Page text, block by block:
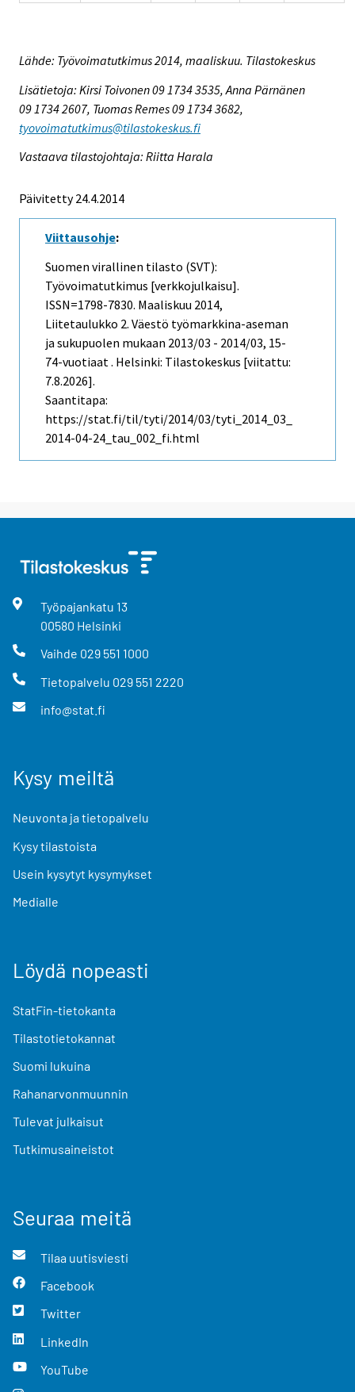
Lähde: Työvoimatutkimus 2014, maaliskuu. Tilastokeskus
Lisätietoja: Kirsi Toivonen 09 1734 3535, Anna Pärnänen
09 1734 2607, Tuomas Remes 09 1734 3682,
tyovoimatutkimus@tilastokeskus.fi
Vastaava tilastojohtaja: Riitta Harala
Päivitetty 24.4.2014
Viittausohje:
Suomen virallinen tilasto (SVT):
Työvoimatutkimus [verkkojulkaisu].
ISSN=1798-7830. Maaliskuu 2014,
Liitetaulukko 2. Väestö työmarkkina-aseman
ja sukupuolen mukaan 2013/03 - 2014/03, 15-
74-vuotiaat . Helsinki: Tilastokeskus [viitattu:
7.8.2026].
Saantitapa:
https://stat.fi/til/tyti/2014/03/tyti_2014_03_
2014-04-24_tau_002_fi.html
Työpajankatu 13
00580 Helsinki
Vaihde 029 551 1000
Tietopalvelu 029 551 2220
info@stat.fi
Kysy meiltä
Neuvonta ja tietopalvelu
Kysy tilastoista
Usein kysytyt kysymykset
Medialle
Löydä nopeasti
StatFin-tietokanta
Tilastotietokannat
Suomi lukuina
Rahanarvonmuunnin
Tulevat julkaisut
Tutkimusaineistot
Seuraa meitä
Tilaa uutisviesti
Facebook
Twitter
LinkedIn
YouTube